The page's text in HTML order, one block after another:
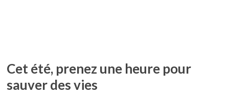
Cet été, prenez une heure pour
sauver des vies